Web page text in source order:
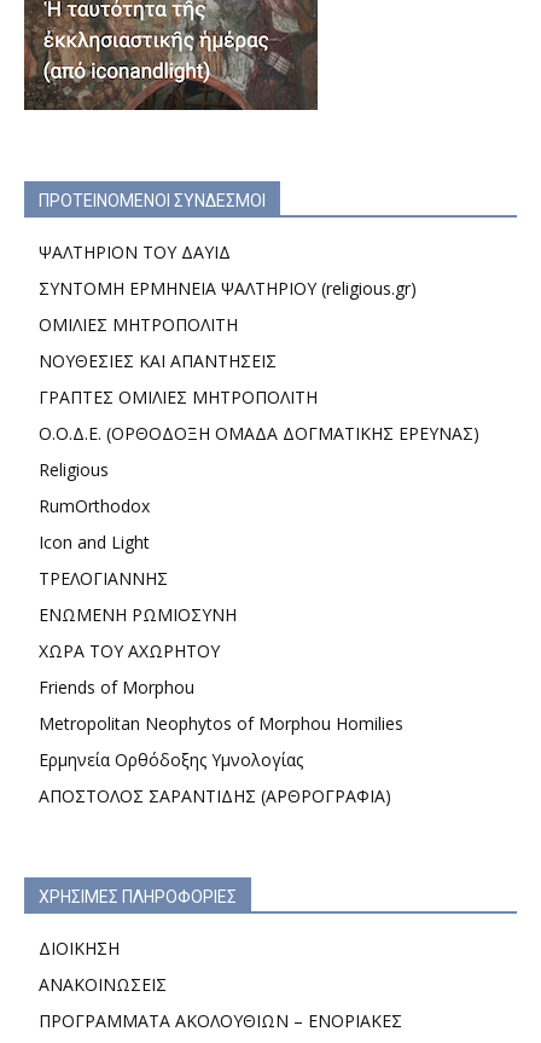
ΠΡΟΤΕΙΝΟΜΕΝΟΙ ΣΥΝΔΕΣΜΟΙ
ΨΑΛΤΗΡΙΟΝ ΤΟΥ ΔΑΥΙΔ
ΣΥΝΤΟΜΗ ΕΡΜΗΝΕΙΑ ΨΑΛΤΗΡΙΟΥ (religious.gr)
ΟΜΙΛΙΕΣ ΜΗΤΡΟΠΟΛΙΤΗ
ΝΟΥΘΕΣΙΕΣ ΚΑΙ ΑΠΑΝΤΗΣΕΙΣ
ΓΡΑΠΤΕΣ ΟΜΙΛΙΕΣ ΜΗΤΡΟΠΟΛΙΤΗ
Ο.Ο.Δ.Ε. (ΟΡΘΟΔΟΞΗ ΟΜΑΔΑ ΔΟΓΜΑΤΙΚΗΣ ΕΡΕΥΝΑΣ)
Religious
RumOrthodox
Icon and Light
ΤΡΕΛΟΓΙΑΝΝΗΣ
ΕΝΩΜΕΝΗ ΡΩΜΙΟΣΥΝΗ
ΧΩΡΑ ΤΟΥ ΑΧΩΡΗΤΟΥ
Friends of Morphou
Metropolitan Neophytos of Morphou Homilies
Ερμηνεία Ορθόδοξης Υμνολογίας
ΑΠΟΣΤΟΛΟΣ ΣΑΡΑΝΤΙΔΗΣ (ΑΡΘΡΟΓΡΑΦΙΑ)
ΧΡΗΣΙΜΕΣ ΠΛΗΡΟΦΟΡΙΕΣ
ΔΙΟΙΚΗΣΗ
ΑΝΑΚΟΙΝΩΣΕΙΣ
ΠΡΟΓΡΑΜΜΑΤΑ ΑΚΟΛΟΥΘΙΩΝ – ΕΝΟΡΙΑΚΕΣ